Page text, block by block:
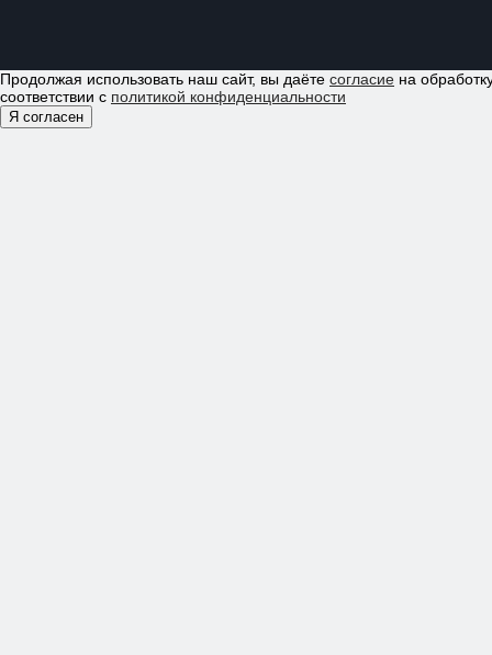
Продолжая использовать наш сайт, вы даёте согласие на
соответствии с политикой конфиденциальности
Я согласен